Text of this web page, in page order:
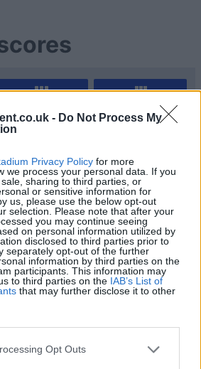
- Do Not Process My
Privacy Policy for more
we process your personal data. If you
sharing to third parties, or
or sensitive information for
us, please use the below opt-out
selection. Please note that after your
you may continue seeing
on personal information utilized by
disclosed to third parties prior to
separately opt-out of the further
information by third parties on the
participants. This information may
to third parties on the IAB’s List of
that may further disclose it to other
Opt Outs
Ce mois
162,680
151,580
145,970
143,250